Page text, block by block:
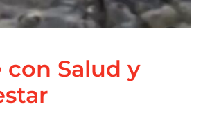
con Salud y